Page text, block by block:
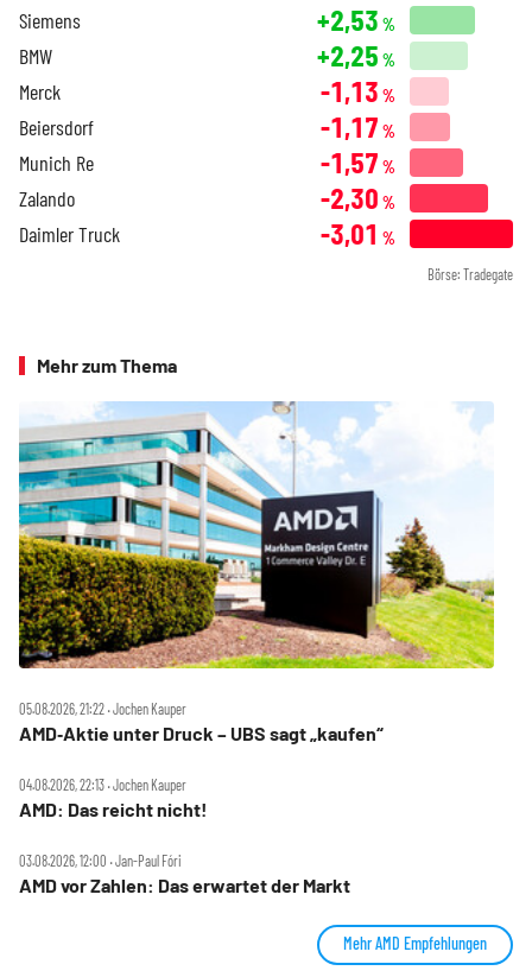
Siemens +2,53 %
BMW +2,25 %
Merck -1,13 %
Beiersdorf -1,17 %
Munich Re -1,57 %
Zalando -2,30 %
Daimler Truck -3,01 %
Börse: Tradegate
Mehr zum Thema
05.08.2026, 21:22 ‧ Jochen Kauper
AMD‑Aktie unter Druck – UBS sagt „kaufen“
04.08.2026, 22:13 ‧ Jochen Kauper
AMD: Das reicht nicht!
03.08.2026, 12:00 ‧ Jan-Paul Fóri
AMD vor Zahlen: Das erwartet der Markt
Mehr AMD Empfehlungen